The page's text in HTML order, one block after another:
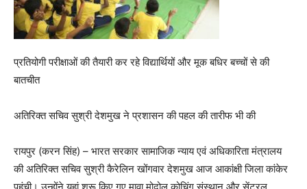
प्रतियोगी परीक्षाओं की तैयारी कर रहे विद्यार्थियों और मूक बधिर बच्चों से की
बातचीत
अतिरिक्त सचिव सुश्री देशमुख ने प्रशासन की पहल की तारीफ भी की
रायपुर (करन सिंह) – भारत सरकार सामाजिक न्याय एवं अधिकारिता मंत्रालय
की अतिरिक्त सचिव सुश्री कैरेलिन खोंगवार देशमुख आज आकांक्षी जिला कांकेर